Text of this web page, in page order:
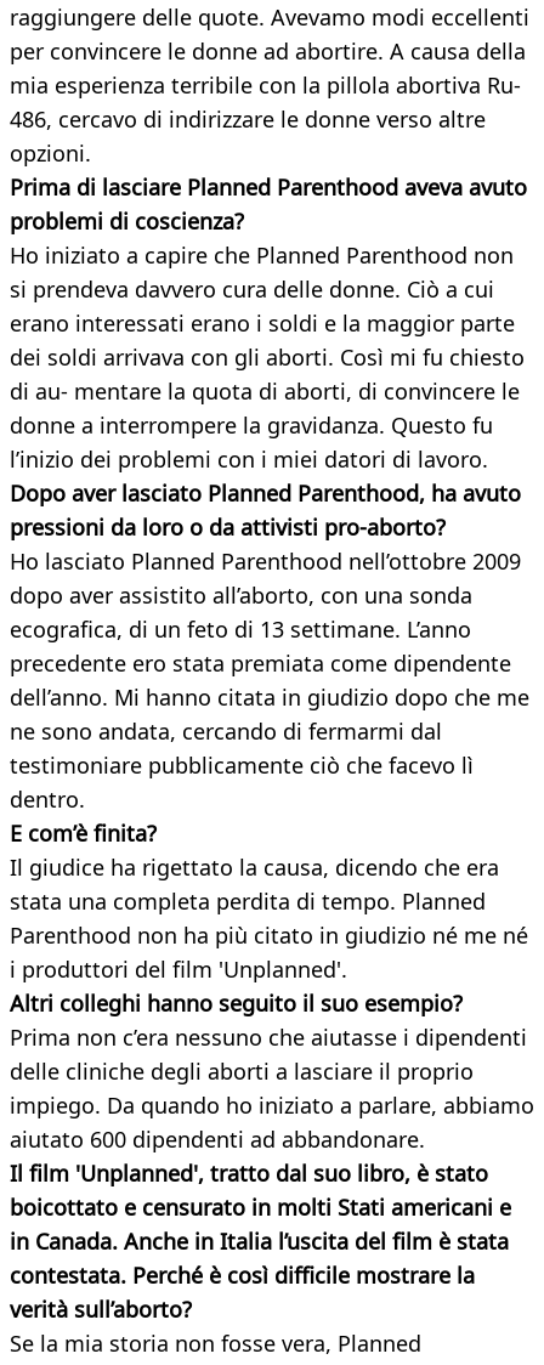
raggiungere delle quote. Avevamo modi eccellenti
per convincere le donne ad abortire. A causa della
mia esperienza terribile con la pillola abortiva Ru-
486, cercavo di indirizzare le donne verso altre
opzioni.
Prima di lasciare Planned Parenthood aveva avuto
problemi di coscienza?
Ho iniziato a capire che Planned Parenthood non
si prendeva davvero cura delle donne. Ciò a cui
erano interessati erano i soldi e la maggior parte
dei soldi arrivava con gli aborti. Così mi fu chiesto
di au- mentare la quota di aborti, di convincere le
donne a interrompere la gravidanza. Questo fu
l’inizio dei problemi con i miei datori di lavoro.
Dopo aver lasciato Planned Parenthood, ha avuto
pressioni da loro o da attivisti pro-aborto?
Ho lasciato Planned Parenthood nell’ottobre 2009
dopo aver assistito all’aborto, con una sonda
ecografica, di un feto di 13 settimane. L’anno
precedente ero stata premiata come dipendente
dell’anno. Mi hanno citata in giudizio dopo che me
ne sono andata, cercando di fermarmi dal
testimoniare pubblicamente ciò che facevo lì
dentro.
E com’è finita?
Il giudice ha rigettato la causa, dicendo che era
stata una completa perdita di tempo. Planned
Parenthood non ha più citato in giudizio né me né
i produttori del film 'Unplanned'.
Altri colleghi hanno seguito il suo esempio?
Prima non c’era nessuno che aiutasse i dipendenti
delle cliniche degli aborti a lasciare il proprio
impiego. Da quando ho iniziato a parlare, abbiamo
aiutato 600 dipendenti ad abbandonare.
Il film 'Unplanned', tratto dal suo libro, è stato
boicottato e censurato in molti Stati americani e
in Canada. Anche in Italia l’uscita del film è stata
contestata. Perché è così difficile mostrare la
verità sull’aborto?
Se la mia storia non fosse vera, Planned